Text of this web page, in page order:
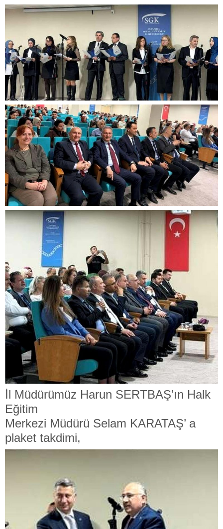
İl Müdürümüz Harun SERTBAŞ’ın Halk
Eğitim
Merkezi Müdürü Selam KARATAŞ’ a
plaket takdimi,